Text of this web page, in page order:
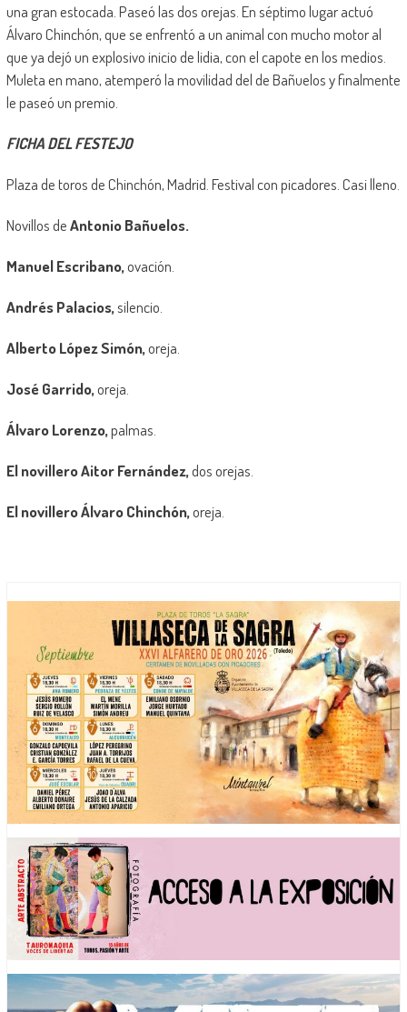
una gran estocada. Paseó las dos orejas. En séptimo lugar actuó
Álvaro Chinchón, que se enfrentó a un animal con mucho motor al
que ya dejó un explosivo inicio de lidia, con el capote en los medios.
Muleta en mano, atemperó la movilidad del de Bañuelos y finalmente
le paseó un premio.
FICHA DEL FESTEJO
Plaza de toros de Chinchón, Madrid. Festival con picadores. Casi lleno.
Novillos deAntonio Bañuelos.
Manuel Escribano,ovación.
Andrés Palacios,silencio.
Alberto López Simón,oreja.
José Garrido,oreja.
Álvaro Lorenzo,palmas.
El novillero Aitor Fernández,dos orejas.
El novillero Álvaro Chinchón,oreja.